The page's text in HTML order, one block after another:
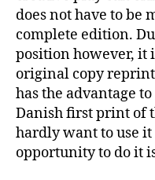
does not have to be
complete edition.
position however, it
original copy
has the advantage
Danish first print of
hardly want to use
opportunity to do it